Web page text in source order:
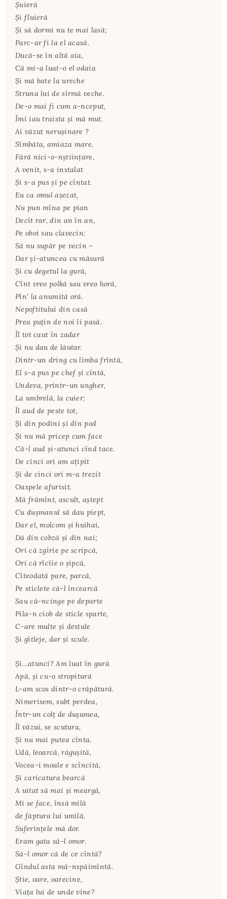
Şuieră
Şi fluieră
Şi să dormi nu te mai lasă;
Parc-ar fi la el acasă.
Ducă-se în altă aia,
Că mi-a luat-o el odaia
Şi mă bate la ureche
Struna lui de sîrmă veche.
De-o mai fi cum a-nceput,
Îmi iau traista şi mă mut.
Ai văzut neruşinare ?
Sîmbăta, amiaza mare,
Fără nici-o-nştiinţare,
A venit, s-a instalat
Şi s-a pus şi pe cîntat.
Eu ca omul aşezat,
Nu pun mîna pe pian
Decît rar, din an în an,
Pe oboi sau clavecin:
Să nu supăr pe vecin –
Dar şi-atuncea cu măsură
Şi cu degetul la gură,
Cînt vreo polkă sau vreo horă,
Pîn’ la anumită oră.
Nepoftitului din casă
Prea puţin de noi îi pasă.
Îl tot caut în zadar
Şi nu dau de lăutar.
Dintr-un dring cu limba frîntă,
El s-a pus pe chef şi cîntă,
Undeva, printr-un ungher,
La umbrelă, la cuier;
Îl aud de peste tot,
Şi din podini şi din pod
Şi nu mă pricep cum face
Că-l aud şi-atunci cînd tace.
De cinci ori am aţipit
Şi de cinci ori m-a trezit
Oaspele afurisit.
Mă frămînt, ascult, aştept
Cu duşmanul să dau piept,
Dar el, molcom şi huihai,
Dă din cobză şi din nai;
Ori că zgîrie pe scripcă,
Ori că rîcîie o şipcă,
Cîteodată pare, parcă,
Pe sticlete că-l încearcă
Sau că-ncinge pe departe
Pila-n ciob de sticle sparte,
C-are multe şi destule
Şi gîtleje, dar şi scule.
Şi…atunci? Am luat în gură
Apă, şi cu-o stropitură
L-am scos dintr-o crăpătură.
Nimerisem, subt perdea,
Într-un colţ de duşumea,
Îl văzui, se scutura,
Şi nu mai putea cînta.
Udă, leoarcă, răguşită,
Vocea-i moale e scîncită,
Şi caricatura bearcă
A uitat să mai şi meargă,
Mi se face, însă milă
de făptura lui umilă.
Suferinţele mă dor.
Eram gata să-l omor.
Să-l omor că de ce cîntă?
Gîndul asta mă-nspăimîntă.
Ştie, oare, oarecine,
Viaţa lui de unde vine?